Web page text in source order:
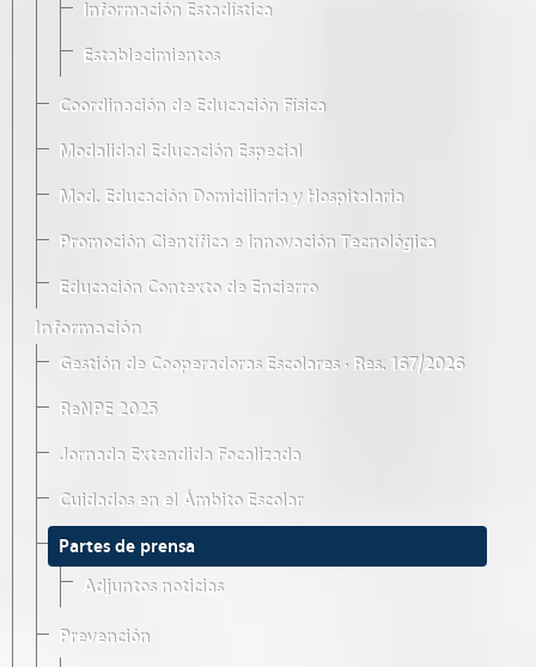
Información Estadística
Establecimientos
Coordinación de Educación Física
Modalidad Educación Especial
Mod. Educación Domiciliaria y Hospitalaria
Promoción Científica e Innovación Tecnológica
Educación Contexto de Encierro
Información
Gestión de Cooperadoras Escolares · Res. 167/2026
ReNPE 2025
Jornada Extendida Focalizada
Cuidados en el Ámbito Escolar
Partes de prensa
Adjuntos noticias
Prevención